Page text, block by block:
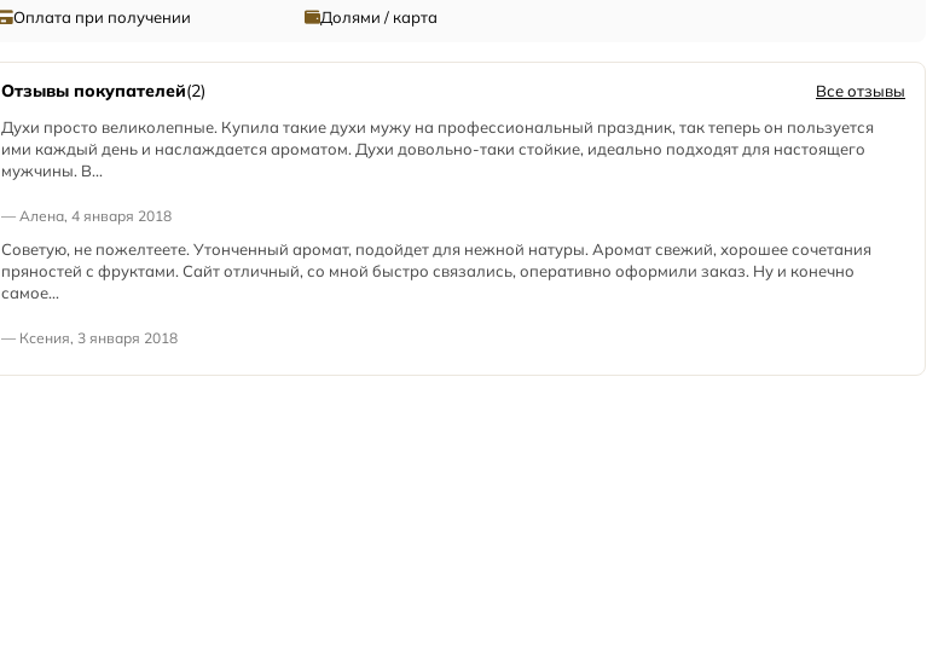
Оплата при получении
Долями / карта
Отзывы покупателей(2)
Все отзывы
Духи просто великолепные. Купила такие духи мужу на профессиональный праздник, так теперь он пользуется
ими каждый день и наслаждается ароматом. Духи довольно-таки стойкие, идеально подходят для настоящего
мужчины. В...
— Алена, 4 января 2018
Советую, не пожелтеете. Утонченный аромат, подойдет для нежной натуры. Аромат свежий, хорошее сочетания
пряностей с фруктами. Сайт отличный, со мной быстро связались, оперативно оформили заказ. Ну и конечно
самое...
— Ксения, 3 января 2018